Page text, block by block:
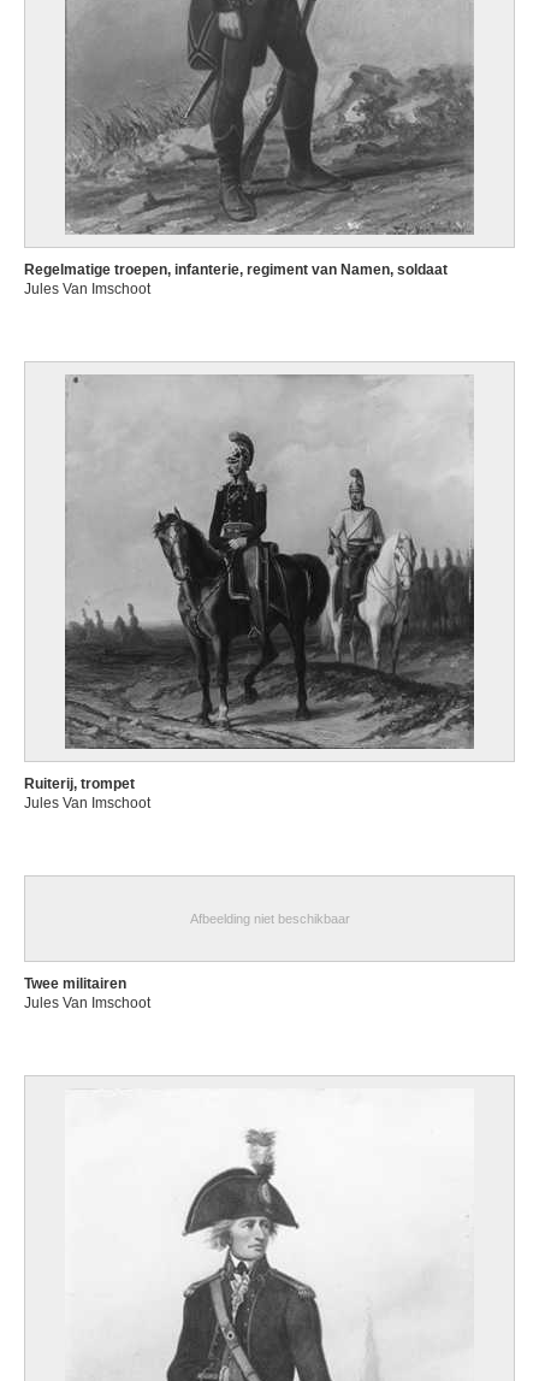
Regelmatige troepen, infanterie, regiment van Namen, soldaat
Jules Van Imschoot
Ruiterij, trompet
Jules Van Imschoot
Afbeelding niet beschikbaar
Twee militairen
Jules Van Imschoot